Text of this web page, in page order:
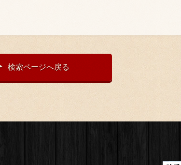
検索ページへ戻る